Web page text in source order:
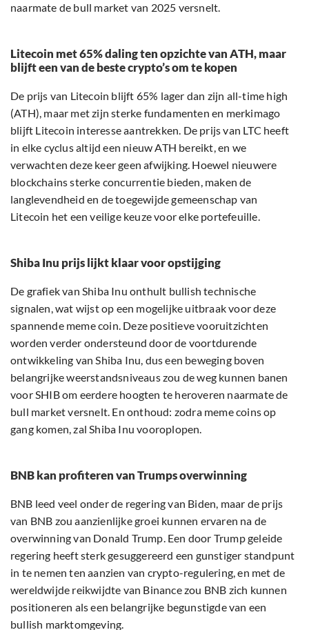
naarmate de bull market van 2025 versnelt.
Litecoin met 65% daling ten opzichte van ATH, maar
blijft een van de beste crypto’s om te kopen
De prijs van Litecoin blijft 65% lager dan zijn all-time high
(ATH), maar met zijn sterke fundamenten en merkimago
blijft Litecoin interesse aantrekken. De prijs van LTC heeft
in elke cyclus altijd een nieuw ATH bereikt, en we
verwachten deze keer geen afwijking. Hoewel nieuwere
blockchains sterke concurrentie bieden, maken de
langlevendheid en de toegewijde gemeenschap van
Litecoin het een veilige keuze voor elke portefeuille.
Shiba Inu prijs lijkt klaar voor opstijging
De grafiek van Shiba Inu onthult bullish technische
signalen, wat wijst op een mogelijke uitbraak voor deze
spannende meme coin. Deze positieve vooruitzichten
worden verder ondersteund door de voortdurende
ontwikkeling van Shiba Inu, dus een beweging boven
belangrijke weerstandsniveaus zou de weg kunnen banen
voor SHIB om eerdere hoogten te heroveren naarmate de
bull market versnelt. En onthoud: zodra meme coins op
gang komen, zal Shiba Inu vooroplopen.
BNB kan profiteren van Trumps overwinning
BNB leed veel onder de regering van Biden, maar de prijs
van BNB zou aanzienlijke groei kunnen ervaren na de
overwinning van Donald Trump. Een door Trump geleide
regering heeft sterk gesuggereerd een gunstiger standpunt
in te nemen ten aanzien van crypto-regulering, en met de
wereldwijde reikwijdte van Binance zou BNB zich kunnen
positioneren als een belangrijke begunstigde van een
bullish marktomgeving.